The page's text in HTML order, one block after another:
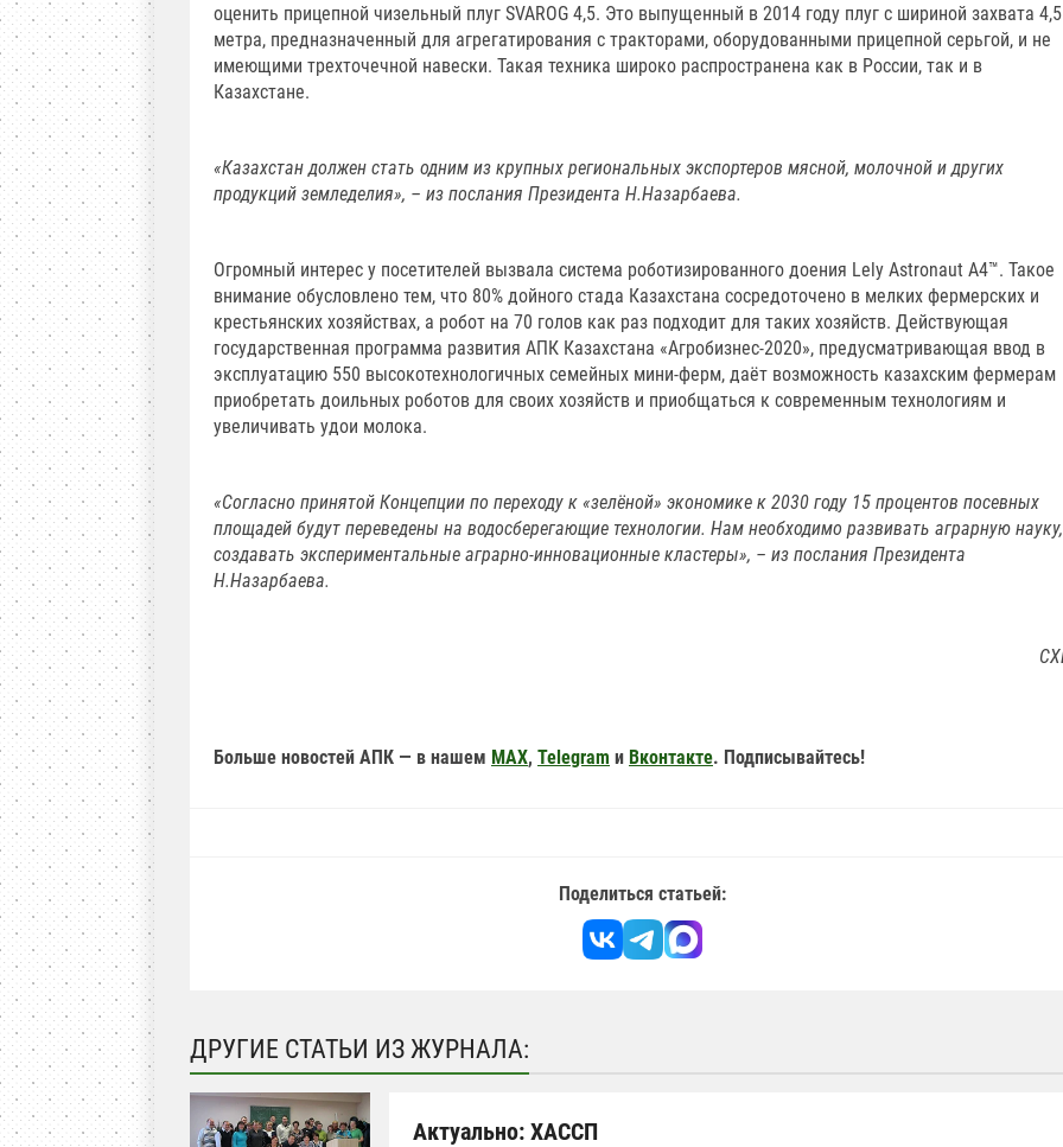
оценить прицепной чизельный плуг SVAROG 4,5. Это выпущенный в 2014 году плуг с шириной захвата 4,5
метра, предназначенный для агрегатирования с тракторами, оборудованными прицепной серьгой, и не
имеющими трехточечной навески. Такая техника широко распространена как в России, так и в
Казахстане.
«Казахстан должен стать одним из крупных региональных экспортеров мясной, молочной и других
продукций земледелия», – из послания Президента Н.Назарбаева.
Огромный интерес у посетителей вызвала система роботизированного доения Lely Astronaut A4™. Такое
внимание обусловлено тем, что 80% дойного стада Казахстана сосредоточено в мелких фермерских и
крестьянских хозяйствах, а робот на 70 голов как раз подходит для таких хозяйств. Действующая
государственная программа развития АПК Казахстана «Агробизнес-2020», предусматривающая ввод в
эксплуатацию 550 высокотехнологичных семейных мини-ферм, даёт возможность казахским фермерам
приобретать доильных роботов для своих хозяйств и приобщаться к современным технологиям и
увеличивать удои молока.
«Согласно принятой Концепции по переходу к «зелёной» экономике к 2030 году 15 процентов посевных
площадей будут переведены на водосберегающие технологии. Нам необходимо развивать аграрную науку,
создавать экспериментальные аграрно-инновационные кластеры», – из послания Президента
Н.Назарбаева.
Больше новостей АПК — в нашем MAX, Telegram и Вконтакте. Подписывайтесь!
Поделиться статьей:
ДРУГИЕ СТАТЬИ ИЗ ЖУРНАЛА:
Актуально: ХАССП